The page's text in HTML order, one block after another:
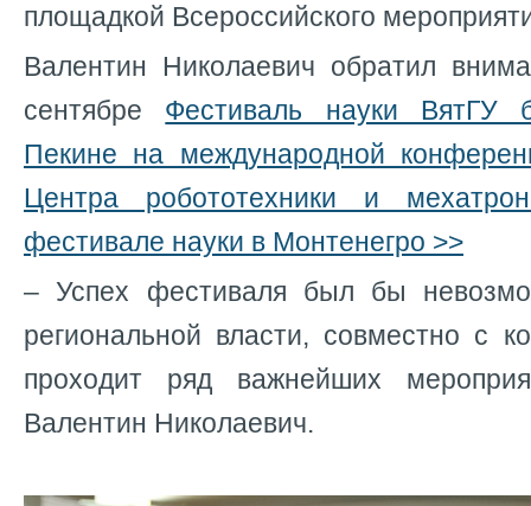
площадкой Всероссийского
Валентин Николаевич обратил
сентябре Фестиваль науки ВятГУ
Пекине на международной
Центра робототехники и
фестивале науки в Монтенегро >>
– Успех фестиваля был бы
региональной власти, совместно с
проходит ряд важнейших
Валентин Николаевич.